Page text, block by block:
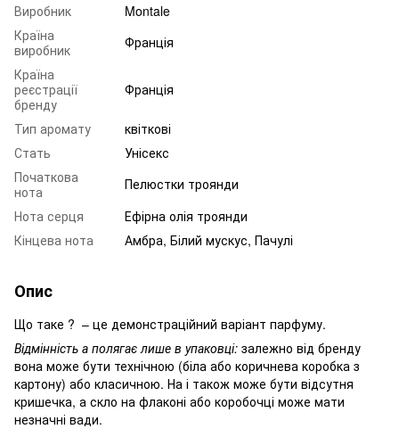
Виробник
Montale
Країна
виробник
Франція
Країна
реєстрації
бренду
Франція
Тип аромату
квіткові
Стать
Унісекс
Початкова
нота
Пелюстки троянди
Нота серця
Ефірна олія троянди
Кінцева нота
Амбра, Білий мускус, Пачулі
Опис
Що таке ? – це демонстраційний варіант парфуму.
Відмінність а полягає лише в упаковці: залежно від бренду
вона може бути технічною (біла або коричнева коробка з
картону) або класичною. На і також може бути відсутня
кришечка, а скло на флаконі або коробочці може мати
незначні вади.